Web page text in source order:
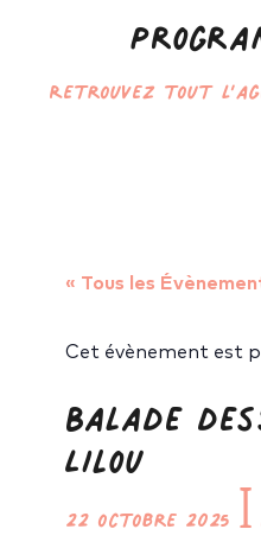
Retrouvez tout
« Tous les
Cet évènement est
Balade
Lilou
22 octobre 2025 ꟾ